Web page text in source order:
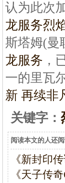
认为此次
龙服务烈
斯塔姆(曼
龙服务 ，
一的里瓦
新 再续非
关键字：
阅读本文的人还
《新封印
《天子传